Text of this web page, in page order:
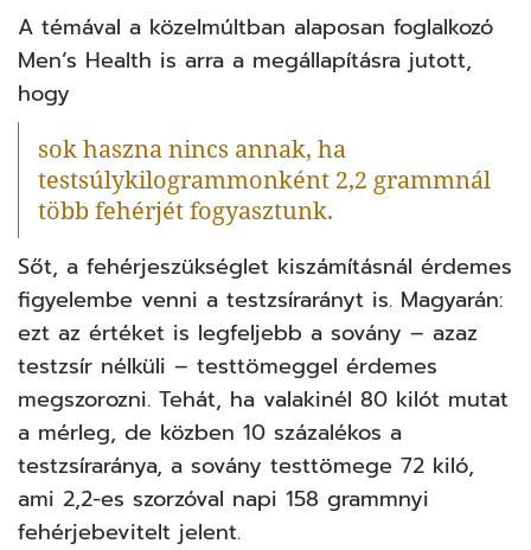
A témával a közelmúltban alaposan foglalkozó
Men’s Health is arra a megállapításra jutott,
hogy
sok haszna nincs annak, ha
testsúlykilogrammonként 2,2 grammnál
több fehérjét fogyasztunk.
Sőt, a fehérjeszükséglet kiszámításnál érdemes
figyelembe venni a testzsírarányt is. Magyarán:
ezt az értéket is legfeljebb a sovány – azaz
testzsír nélküli – testtömeggel érdemes
megszorozni. Tehát, ha valakinél 80 kilót mutat
a mérleg, de közben 10 százalékos a
testzsíraránya, a sovány testtömege 72 kiló,
ami 2,2-es szorzóval napi 158 grammnyi
fehérjebevitelt jelent.